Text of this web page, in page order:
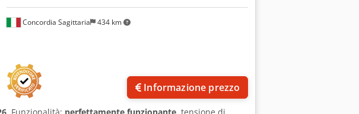
che garantiscono affidabilità nel tempo ed è in grado di
x 1300 x 600 mm Peso 280 Kg Pressione 30 tonnellate
Corsa pistone 190 mm Diametro pistone 60 mm
Concordia Sagittaria 434 km
Informazione prezzo
, Funzionalità: perfettamente funzionante , tensione di